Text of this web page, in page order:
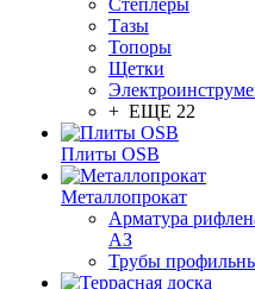
Степлеры
Тазы
Топоры
Щетки
+ ЕЩЕ 22
Плиты OSB
Металлопрокат
Арматура
АЗ
Трубы